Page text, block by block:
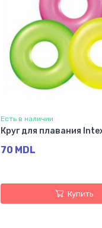
Есть в наличии
Круг для плавания
70 MDL
Купить